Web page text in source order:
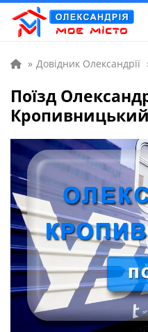
» Довідник Олександрії
Поїзд
Кропивницький